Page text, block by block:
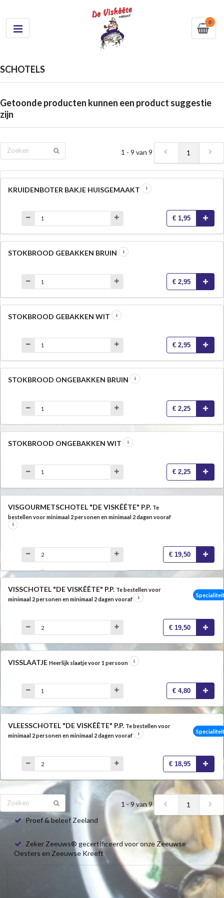
0
SCHOTELS
Getoonde producten kunnen een product suggestie
zijn
1 - 9 van 9 1
KRUIDENBOTER BAKJE HUISGEMAAKT
€ 1,95
STOKBROOD GEBAKKEN BRUIN
€ 2,95
STOKBROOD GEBAKKEN WIT
€ 2,95
STOKBROOD ONGEBAKKEN BRUIN
€ 2,25
STOKBROOD ONGEBAKKEN WIT
€ 2,25
VISGOURMETSCHOTEL "DE VISKÊÊTE" P.P. Te
bestellen voor minimaal 2 personen en minimaal 2 dagen vooraf
€ 19,50
VISSCHOTEL "DE VISKÊÊTE" P.P. Te bestellen voor
minimaal 2 personen en minimaal 2 dagen vooraf
Specialiteit
€ 19,50
VISSLAATJE Heerlijk slaatje voor 1 persoon
€ 4,80
VLEESSCHOTEL "DE VISKÊÊTE" P.P. Te bestellen voor
minimaal 2 personen en minimaal 2 dagen vooraf
Specialiteit
€ 18,95
1 - 9 van 9
1
Proef & beleef Zeeland
Zeker Zeeuws® gecertificeerd voor onze Zeeuwse
Oesters en Zeeuwse Kreeft